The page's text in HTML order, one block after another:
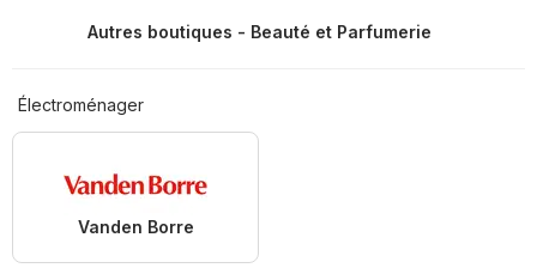
Autres boutiques - Beauté et Parfumerie
Électroménager
Vanden Borre